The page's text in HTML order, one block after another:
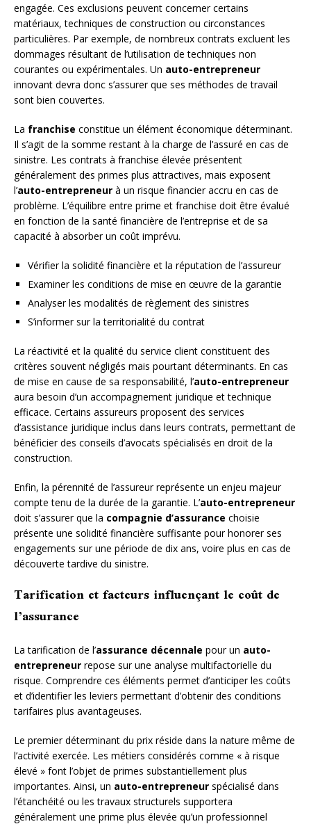
engagée. Ces exclusions peuvent concerner certains
matériaux, techniques de construction ou circonstances
particulières. Par exemple, de nombreux contrats excluent les
dommages résultant de l’utilisation de techniques non
courantes ou expérimentales. Un auto-entrepreneur
innovant devra donc s’assurer que ses méthodes de travail
sont bien couvertes.
La franchise constitue un élément économique déterminant.
Il s’agit de la somme restant à la charge de l’assuré en cas de
sinistre. Les contrats à franchise élevée présentent
généralement des primes plus attractives, mais exposent
l’auto-entrepreneur à un risque financier accru en cas de
problème. L’équilibre entre prime et franchise doit être évalué
en fonction de la santé financière de l’entreprise et de sa
capacité à absorber un coût imprévu.
Vérifier la solidité financière et la réputation de l’assureur
Examiner les conditions de mise en œuvre de la garantie
Analyser les modalités de règlement des sinistres
S’informer sur la territorialité du contrat
La réactivité et la qualité du service client constituent des
critères souvent négligés mais pourtant déterminants. En cas
de mise en cause de sa responsabilité, l’auto-entrepreneur
aura besoin d’un accompagnement juridique et technique
efficace. Certains assureurs proposent des services
d’assistance juridique inclus dans leurs contrats, permettant de
bénéficier des conseils d’avocats spécialisés en droit de la
construction.
Enfin, la pérennité de l’assureur représente un enjeu majeur
compte tenu de la durée de la garantie. L’auto-entrepreneur
doit s’assurer que la compagnie d’assurance choisie
présente une solidité financière suffisante pour honorer ses
engagements sur une période de dix ans, voire plus en cas de
découverte tardive du sinistre.
Tarification et facteurs influençant le coût de
l’assurance
La tarification de l’assurance décennale pour un auto-
entrepreneur repose sur une analyse multifactorielle du
risque. Comprendre ces éléments permet d’anticiper les coûts
et d’identifier les leviers permettant d’obtenir des conditions
tarifaires plus avantageuses.
Le premier déterminant du prix réside dans la nature même de
l’activité exercée. Les métiers considérés comme « à risque
élevé » font l’objet de primes substantiellement plus
importantes. Ainsi, un auto-entrepreneur spécialisé dans
l’étanchéité ou les travaux structurels supportera
généralement une prime plus élevée qu’un professionnel